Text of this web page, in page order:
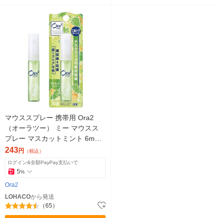
マウススプレー 携帯用 Ora2
（オーラツー） ミー マウスス
プレー マスカットミント 6mL
サンスター 口臭 トラベル ミニ
243円 （税込）
ログイン&全額PayPay支払いで
5%
Ora2
LOHACOから発送
（65）